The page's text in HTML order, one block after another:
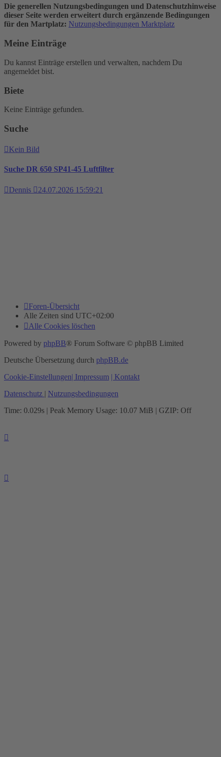
Die generellen Nutzungsbedingungen und Datenschutzhinweise
dieser Seite werden erweitert durch ergänzende Bedingungen
für den Martplatz: Nutzungsbedingungen Marktplatz
Meine Einträge
Du kannst Einträge erstellen und verwalten, nachdem Du
angemeldet bist.
Biete
Keine Einträge gefunden.
Suche
Kein Bild
Suche DR 650 SP41-45 Luftfilter
Dennis 24.07.2026 15:59:21
Foren-Übersicht
Alle Zeiten sind UTC+02:00
Alle Cookies löschen
Powered by phpBB® Forum Software © phpBB Limited
Deutsche Übersetzung durch phpBB.de
Cookie-Einstellungen| Impressum | Kontakt
Datenschutz | Nutzungsbedingungen
Time: 0.029s | Peak Memory Usage: 10.07 MiB | GZIP: Off